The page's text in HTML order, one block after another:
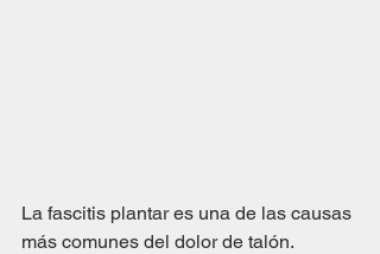
La fascitis plantar es una de las causas
más comunes del dolor de talón.